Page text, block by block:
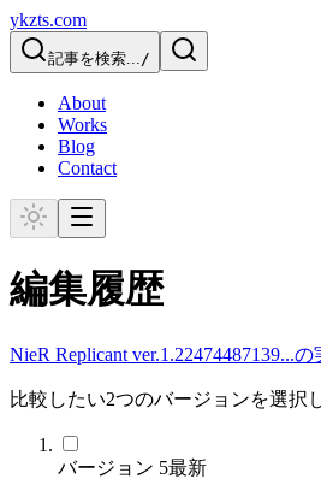
ykzts.com
記事を検索.../
About
Works
Blog
Contact
編集履歴
NieR Replicant ver.1.22474487139...
比較したい2つのバージョンを選択
バージョン 5最新